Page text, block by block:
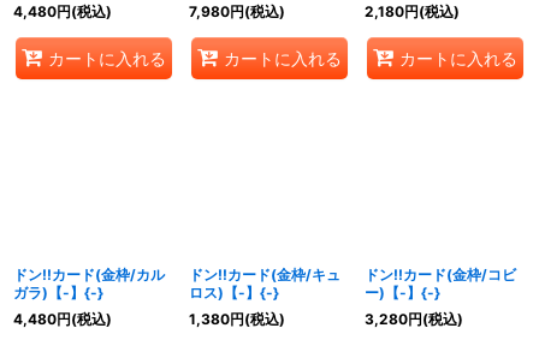
4,480円(税込)
カートに入れる
7,980円(税込)
カートに入れる
2,180円(税込)
カートに入れる
ドン!!カード(金枠/カル
ガラ)【-】{-}
4,480円(税込)
ドン!!カード(金枠/キュ
ロス)【-】{-}
1,380円(税込)
ドン!!カード(金枠/コビ
ー)【-】{-}
3,280円(税込)